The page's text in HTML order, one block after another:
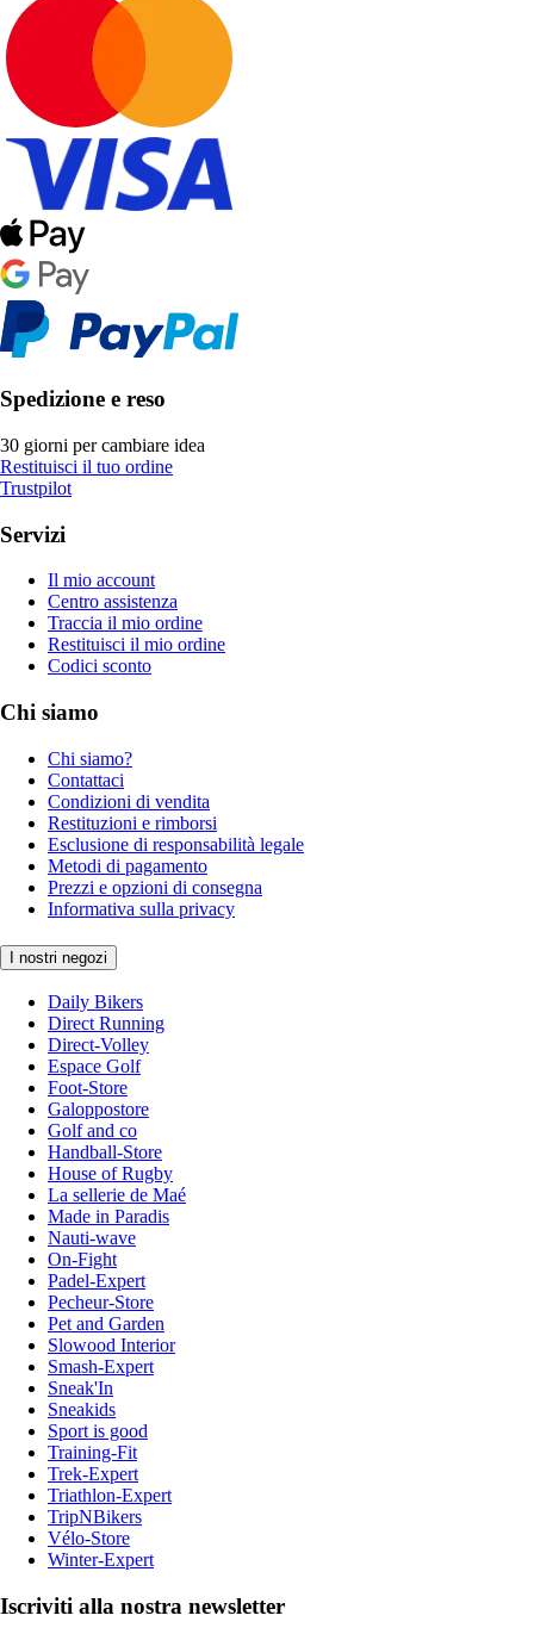
Spedizione e reso
30 giorni per cambiare idea
Restituisci il tuo ordine
Trustpilot
Servizi
Il mio account
Centro assistenza
Traccia il mio ordine
Restituisci il mio ordine
Codici sconto
Chi siamo
Chi siamo?
Contattaci
Condizioni di vendita
Restituzioni e rimborsi
Esclusione di responsabilità legale
Metodi di pagamento
Prezzi e opzioni di consegna
Informativa sulla privacy
I nostri negozi
Daily Bikers
Direct Running
Direct-Volley
Espace Golf
Foot-Store
Galoppostore
Golf and co
Handball-Store
House of Rugby
La sellerie de Maé
Made in Paradis
Nauti-wave
On-Fight
Padel-Expert
Pecheur-Store
Pet and Garden
Slowood Interior
Smash-Expert
Sneak'In
Sneakids
Sport is good
Training-Fit
Trek-Expert
Triathlon-Expert
TripNBikers
Vélo-Store
Winter-Expert
Iscriviti alla nostra newsletter